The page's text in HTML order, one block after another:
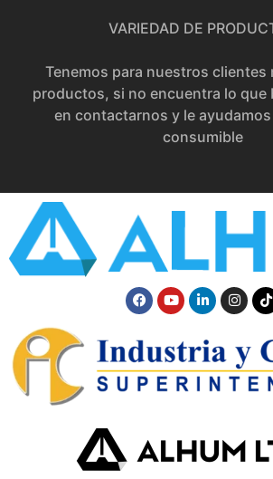
VARIEDAD DE
Tenemos para nuestros clientes
productos, si no encuentra lo que
en contactarnos y le
consumible